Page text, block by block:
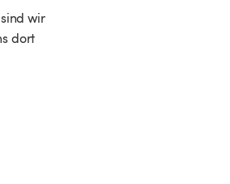
wir
dort